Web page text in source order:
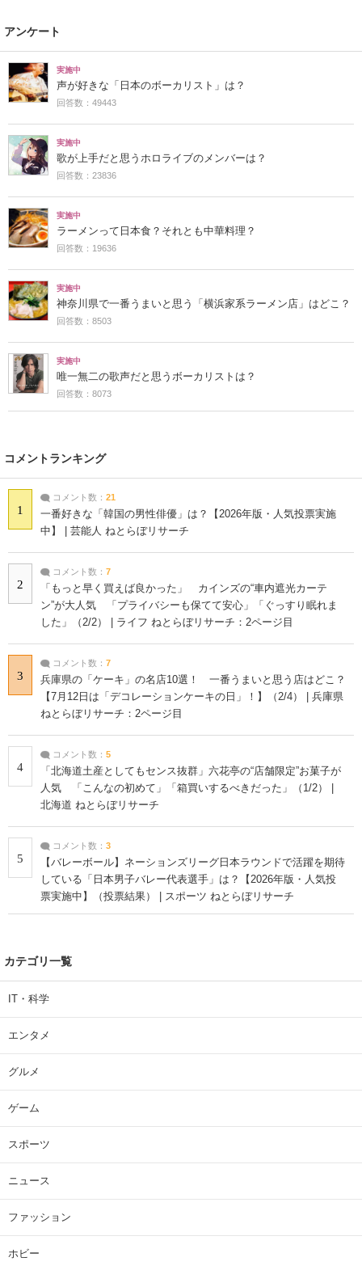
アンケート
実施中
声が好きな「日本のボーカリスト」は？
回答数：49443
実施中
歌が上手だと思うホロライブのメンバーは？
回答数：23836
実施中
ラーメンって日本食？それとも中華料理？
回答数：19636
実施中
神奈川県で一番うまいと思う「横浜家系ラーメン店」はどこ？
回答数：8503
実施中
唯一無二の歌声だと思うボーカリストは？
回答数：8073
コメントランキング
1
コメント数： 21
一番好きな「韓国の男性俳優」は？【2026年版・人気投票実施
中】 | 芸能人 ねとらぼリサーチ
2
コメント数： 7
「もっと早く買えば良かった」 カインズの“車内遮光カーテ
ン”が大人気 「プライバシーも保てて安心」「ぐっすり眠れま
した」（2/2） | ライフ ねとらぼリサーチ：2ページ目
3
コメント数： 7
兵庫県の「ケーキ」の名店10選！ 一番うまいと思う店はどこ？
【7月12日は「デコレーションケーキの日」！】（2/4） | 兵庫県
ねとらぼリサーチ：2ページ目
4
コメント数： 5
「北海道土産としてもセンス抜群」六花亭の“店舗限定”お菓子が
人気 「こんなの初めて」「箱買いするべきだった」（1/2） |
北海道 ねとらぼリサーチ
5
コメント数： 3
【バレーボール】ネーションズリーグ日本ラウンドで活躍を期待
している「日本男子バレー代表選手」は？【2026年版・人気投
票実施中】（投票結果） | スポーツ ねとらぼリサーチ
カテゴリ一覧
IT・科学
エンタメ
グルメ
ゲーム
スポーツ
ニュース
ファッション
ホビー